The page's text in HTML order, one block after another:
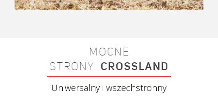
MOCNE
STRONY
CROSSLAND
Uniwersalny i wszechstronny